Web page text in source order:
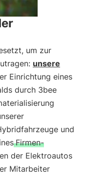
um zur
unsere
Einrichtung eines
durch 3bee
und
Firmen-
der Elektroautos
Mitarbeiter